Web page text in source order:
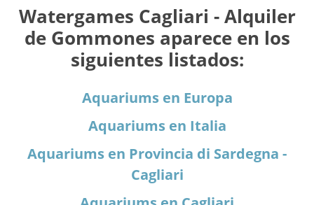
Watergames Cagliari - Alquiler
de Gommones aparece en los
siguientes listados:
Aquariums en Europa
Aquariums en Italia
Aquariums en Provincia di Sardegna -
Cagliari